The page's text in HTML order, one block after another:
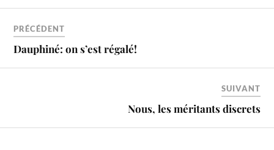
PRÉCÉDENT
Dauphiné: on s’est régalé!
SUIVANT
Nous, les méritants discrets